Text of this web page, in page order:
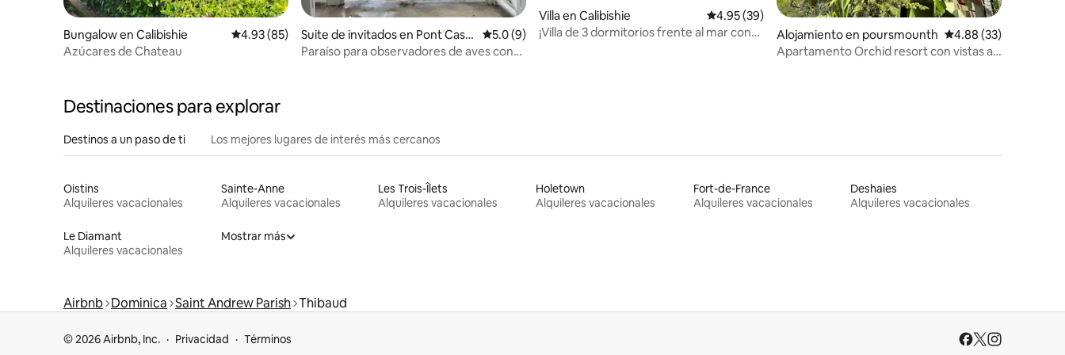
Bungalow en Calibishie Calificación promedio: 4.93 de 5, 85 reseñas
4.93 (85)
Azúcares de Chateau
Suite de invitados en Pont Cass
é
Calificación promedio: 5.0 de 5, 9 reseñas
5.0 (9)
Paraíso para observadores de aves con
Villa en Calibishie Calificación promedio: 4.95 de 5, 39 reseñas
4.95 (39)
¡Villa de 3 dormitorios frente al mar con
Alojamiento en poursmounth Calificación
4.88 (33)
Apartamento Orchid resort con vistas a
Destinaciones para explorar
Destinos a un paso de ti Los mejores lugares de interés más cercanos
Oistins
Alquileres vacacionales
Sainte-Anne
Alquileres vacacionales
Les Trois-Îlets
Alquileres vacacionales
Holetown
Alquileres vacacionales
Fort-de-France
Alquileres vacacionales
Deshaies
Alquileres vacacionales
Le Diamant
Alquileres vacacionales
Mostrar más
Airbnb Dominica Saint Andrew Parish Thibaud
© 2026 Airbnb, Inc. Privacidad Términos